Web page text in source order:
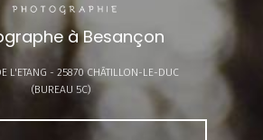
à Besançon
L'ETANG - 25870 CHÂTILLON-LE-DUC
(BUREAU 5C)